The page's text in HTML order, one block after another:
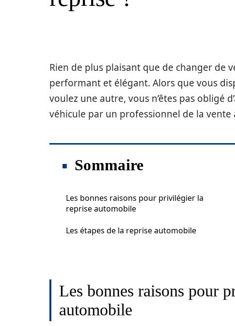
Rien de plus plaisant que de changer de
performant et élégant. Alors que vous
voulez une autre, vous n’êtes pas obligé
véhicule par un professionnel de la
Sommaire
Les bonnes raisons pour privilégier la
reprise automobile
Les étapes de la reprise automobile
Les bonnes raisons pour
automobile